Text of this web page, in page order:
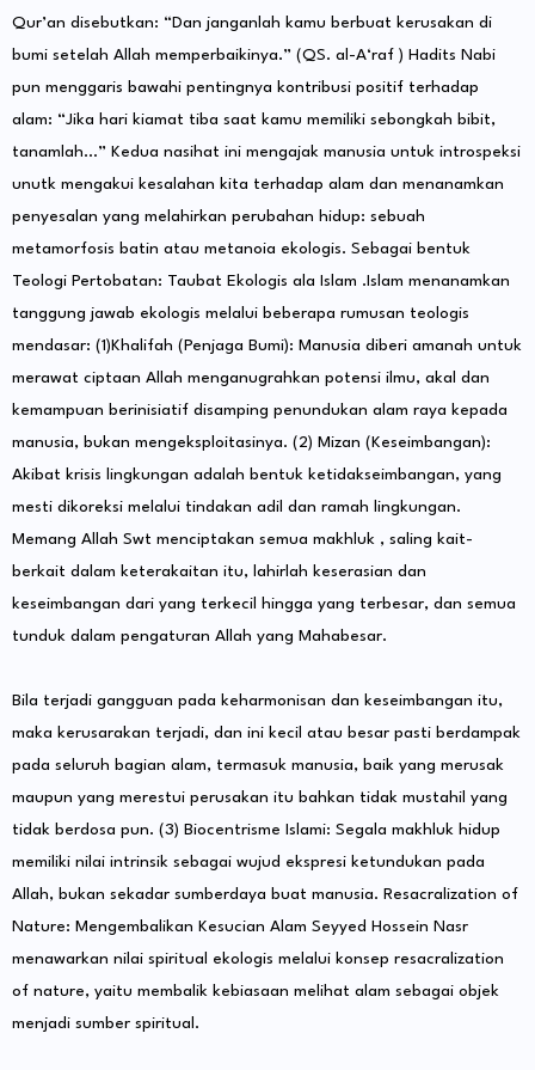
Qur’an disebutkan: “Dan janganlah kamu berbuat kerusakan di
bumi setelah Allah memperbaikinya.” (QS. al-A‘raf ) Hadits Nabi
pun menggaris bawahi pentingnya kontribusi positif terhadap
alam: “Jika hari kiamat tiba saat kamu memiliki sebongkah bibit,
tanamlah…” Kedua nasihat ini mengajak manusia untuk introspeksi
unutk mengakui kesalahan kita terhadap alam dan menanamkan
penyesalan yang melahirkan perubahan hidup: sebuah
metamorfosis batin atau metanoia ekologis. Sebagai bentuk
Teologi Pertobatan: Taubat Ekologis ala Islam .Islam menanamkan
tanggung jawab ekologis melalui beberapa rumusan teologis
mendasar: (1)Khalifah (Penjaga Bumi): Manusia diberi amanah untuk
merawat ciptaan Allah menganugrahkan potensi ilmu, akal dan
kemampuan berinisiatif disamping penundukan alam raya kepada
manusia, bukan mengeksploitasinya. (2) Mizan (Keseimbangan):
Akibat krisis lingkungan adalah bentuk ketidakseimbangan, yang
mesti dikoreksi melalui tindakan adil dan ramah lingkungan.
Memang Allah Swt menciptakan semua makhluk , saling kait-
berkait dalam keterakaitan itu, lahirlah keserasian dan
keseimbangan dari yang terkecil hingga yang terbesar, dan semua
tunduk dalam pengaturan Allah yang Mahabesar.
Bila terjadi gangguan pada keharmonisan dan keseimbangan itu,
maka kerusarakan terjadi, dan ini kecil atau besar pasti berdampak
pada seluruh bagian alam, termasuk manusia, baik yang merusak
maupun yang merestui perusakan itu bahkan tidak mustahil yang
tidak berdosa pun. (3) Biocentrisme Islami: Segala makhluk hidup
memiliki nilai intrinsik sebagai wujud ekspresi ketundukan pada
Allah, bukan sekadar sumberdaya buat manusia. Resacralization of
Nature: Mengembalikan Kesucian Alam Seyyed Hossein Nasr
menawarkan nilai spiritual ekologis melalui konsep resacralization
of nature, yaitu membalik kebiasaan melihat alam sebagai objek
menjadi sumber spiritual.